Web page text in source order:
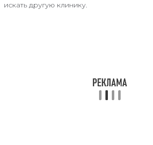
искать другую клинику.